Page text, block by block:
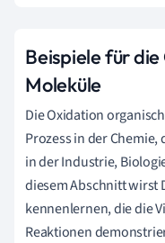
Beispiele für
Moleküle
Die Oxidation
Prozess in der
in der Industrie,
diesem Abschnitt wirst
kennenlernen, die die
Reaktionen